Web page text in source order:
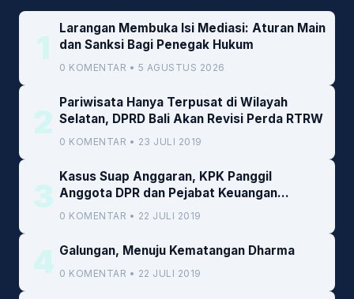
1
Larangan Membuka Isi Mediasi: Aturan Main
dan Sanksi Bagi Penegak Hukum
0 KOMENTAR • 5 AGUSTUS 2026
2
Pariwisata Hanya Terpusat di Wilayah
Selatan, DPRD Bali Akan Revisi Perda RTRW
0 KOMENTAR • 23 JULI 2019
3
Kasus Suap Anggaran, KPK Panggil
Anggota DPR dan Pejabat Keuangan
Kemenkeu
0 KOMENTAR • 22 JULI 2019
4 Galungan, Menuju Kematangan Dharma
0 KOMENTAR • 22 JULI 2019